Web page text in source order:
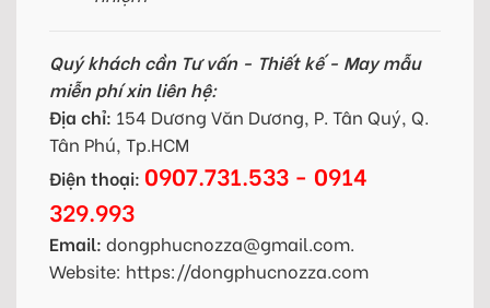
Quý khách cần Tư vấn - Thiết kế - May mẫu
miễn phí xin liên hệ:
Địa chỉ: 154 Dương Văn Dương, P. Tân Quý, Q.
Tân Phú, Tp.HCM
Điện thoại: 0907.731.533 - 0914
329.993
Email: dongphucnozza@gmail.com.
Website: https://dongphucnozza.com